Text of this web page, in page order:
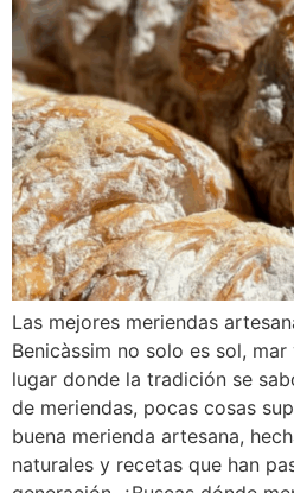
Las mejores meriendas
Benicàssim no solo es sol,
lugar donde la tradición se
de meriendas, pocas cosas
buena merienda artesana,
naturales y recetas que han